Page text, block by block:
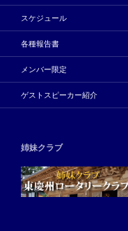
スケジュール
各種報告書
メンバー限定
ゲストスピーカー紹介
姉妹クラブ